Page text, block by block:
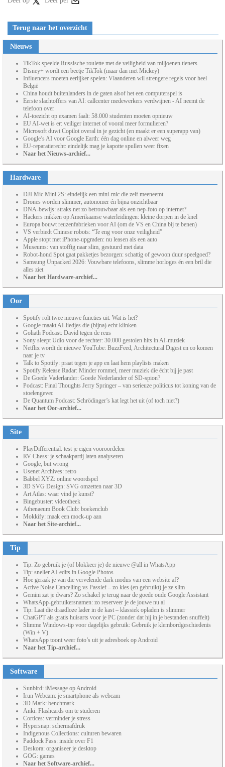
Terug naar het overzicht
Nieuws
TikTok speelde Russische roulette met de veiligheid van miljoenen tieners
Disney+ wordt een beetje TikTok (maar dan met Mickey)
Influencers moeten eerlijker spelen: Vlaanderen wil strengere regels voor heel
België
China houdt buitenlanders in de gaten alsof het een computerspel is
Eerste slachtoffers van AI: callcenter medewerkers verdwijnen - AI neemt de
telefoon over
AI-toezicht op examen faalt: 58.000 studenten moeten opnieuw
EU AI-wet is er: veiliger internet of vooral meer formulieren?
Microsoft duwt Copilot overal in je gezicht (en maakt er een superapp van)
Google’s AI voor Google Earth: één dag online en alweer weg
EU-reparatierecht: eindelijk mag je kapotte spullen weer fixen
Naar het Nieuws-archief...
Hardware
DJI Mic Mini 2S: eindelijk een mini-mic die zelf meeneemt
Drones worden slimmer, autonomer én bijna onzichtbaar
DNA-bewijs: straks net zo betrouwbaar als een nep-foto op internet?
Hackers mikken op Amerikaanse waterleidingen: kleine dorpen in de knel
Europa bouwt reuzenfabrieken voor AI (om de VS en China bij te benen)
VS verbiedt Chinese robots: “Te eng voor onze veiligheid”
Apple stopt met iPhone-upgraden: nu leasen als een auto
Museums: van stoffig naar slim, gestuurd met data
Robot-hond Spot gaat pakketjes bezorgen: schattig of gewoon duur speelgoed?
Samsung Unpacked 2026: Vouwbare telefoons, slimme horloges én een bril die
alles ziet
Naar het Hardware-archief...
Oor
Spotify rolt twee nieuwe functies uit. Wat is het?
Google maakt AI-liedjes die (bijna) echt klinken
Goliath Podcast: David tegen de reus
Sony sleept Udio voor de rechter: 30.000 gestolen hits in AI-muziek
Netflix wordt de nieuwe YouTube: BuzzFeed, Architectural Digest en co komen
naar je tv
Talk to Spotify: praat tegen je app en laat hem playlists maken
Spotify Release Radar: Minder rommel, meer muziek die écht bij je past
De Goede Vaderlander: Goede Nederlander of SD-spion?
Podcast: Final Thoughts Jerry Springer – van serieuze politicus tot koning van de
stoelengevec
De Quantum Podcast: Schrödinger’s kat legt het uit (of toch niet?)
Naar het Oor-archief...
Site
PlayDifferential: test je eigen vooroordelen
RV Chess: je schaakpartij laten analyseren
Google, but wrong
Usenet Archives: retro
Babbel XYZ: online woordspel
3D SVG Design: SVG omzetten naar 3D
Art Atlas: waar vind je kunst?
Bingebuster: videotheek
Athenaeum Book Club: boekenclub
Mokkify: maak een mock-up aan
Naar het Site-archief...
Tip
Tip: Zo gebruik je (of blokkeer je) de nieuwe @all in WhatsApp
Tip: sneller AI-edits in Google Photos
Hoe geraak je van die vervelende dark modus van een website af?
Active Noise Cancelling vs Passief – zo kies (en gebruikt) je ze slim
Gemini zat je dwars? Zo schakel je terug naar de goede oude Google Assistant
WhatsApp-gebruikersnamen: zo reserveer je de jouwe nu al
Tip: Laat die draadloze lader in de kast – klassiek opladen is slimmer
ChatGPT als gratis huisarts voor je PC (zonder dat hij in je bestanden snuffelt)
Slimme Windows-tip voor dagelijks gebruik: Gebruik je klembordgeschiedenis
(Win + V)
WhatsApp toont weer foto’s uit je adresboek op Android
Naar het Tip-archief...
Software
Sunbird: iMessage op Android
Irun Webcam: je smartphone als webcam
3D Mark: benchmark
Anki: Flashcards om te studeren
Cortices: verminder je stress
Hypersnap: schermafdruk
Indigenous Collections: culturen bewaren
Paddock Pass: inside over F1
Deskora: organiseer je desktop
GOG: games
Naar het Software-archief...